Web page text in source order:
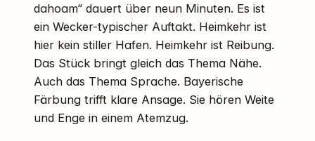
dahoam“ dauert über neun Minuten. Es ist
ein Wecker-typischer Auftakt. Heimkehr ist
hier kein stiller Hafen. Heimkehr ist Reibung.
Das Stück bringt gleich das Thema Nähe.
Auch das Thema Sprache. Bayerische
Färbung trifft klare Ansage. Sie hören Weite
und Enge in einem Atemzug.